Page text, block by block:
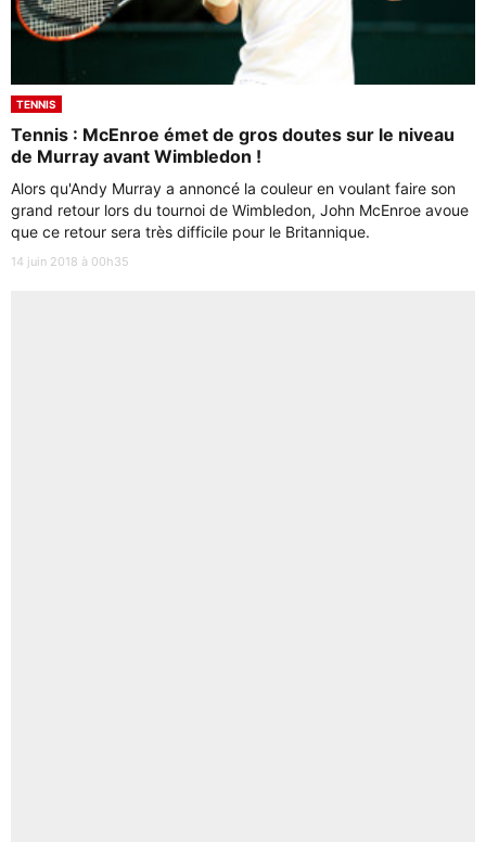
TENNIS
Tennis : McEnroe émet de gros doutes sur le niveau
de Murray avant Wimbledon !
Alors qu'Andy Murray a annoncé la couleur en voulant faire son
grand retour lors du tournoi de Wimbledon, John McEnroe avoue
que ce retour sera très difficile pour le Britannique.
14 juin 2018 à 00h35